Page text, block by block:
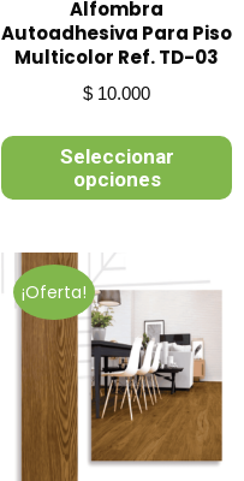
Alfombra
Autoadhesiva Para Piso
Multicolor Ref. TD-03
$ 10.000
Seleccionar
opciones
¡Oferta!